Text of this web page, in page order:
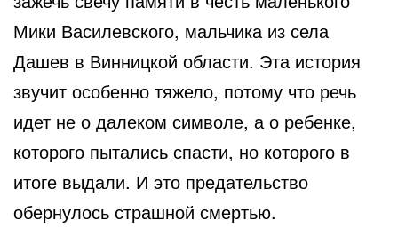
Мики Василевского, мальчика из села
Дашев в Винницкой области. Эта история
звучит особенно тяжело, потому что речь
идет не о далеком символе, а о ребенке,
которого пытались спасти, но которого в
итоге выдали. И это предательство
обернулось страшной смертью.